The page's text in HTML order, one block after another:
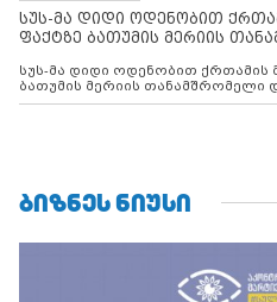
სუს-მა დიდი ოდენობით
ფაქტზე ბათუმის მერიის
სუს-მა დიდი ოდენობით ქრთამის მოთხოვნისა და აღების ფაქტზე
ბათუმის მერიის თანამშრომელი
ᲑᲘᲖᲜᲔᲡ ᲜᲘᲣᲡᲘ